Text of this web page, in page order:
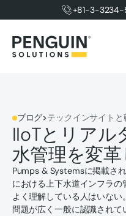
+81-3-3234-
ブログ>テックインサイトと
IIoTとリアル
水管理を変
Pumps & Systemsに掲載さ
における上下水道インフラ
よく理解している人はいな
問題が広く一般に認識され